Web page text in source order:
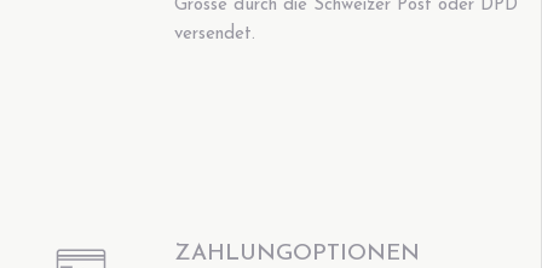
Grösse durch die Schweizer Post oder DPD
versendet.
ZAHLUNGOPTIONEN